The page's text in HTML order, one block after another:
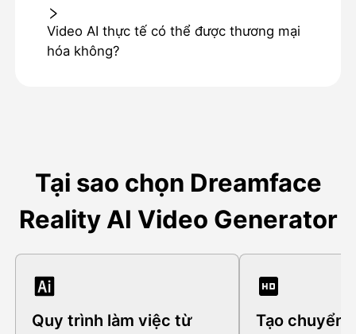
Video AI thực tế có thể được thương mại
hóa không?
Tại sao chọn Dreamface
Reality AI Video Generator
Quy trình làm việc từ
Tạo chuyển